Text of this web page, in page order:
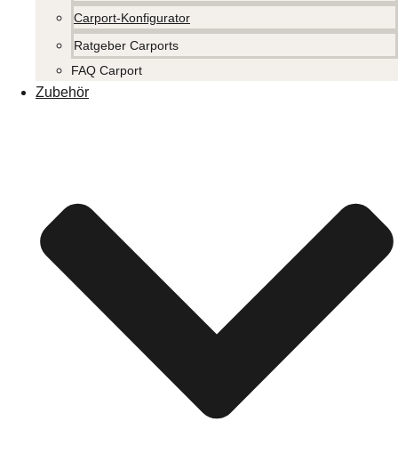
Carport-Konfigurator
Ratgeber Carports
FAQ Carport
Zubehör